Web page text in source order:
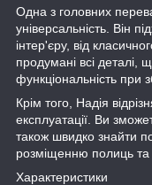
Одна з головних
універсальність. Він
інтер'єру, від
продумані всі деталі,
функціональність при
Крім того, Надія
експлуатації. Ви
також швидко знайти
розміщенню полиць та
Характеристики